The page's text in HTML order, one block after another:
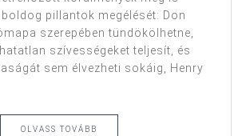
pillantok megélését: Don
szerepében tündökölhetne,
szívességeket teljesít, és
sem élvezheti sokáig, Henry
OLVASS TOVÁBB